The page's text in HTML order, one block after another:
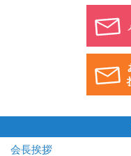
会長挨拶